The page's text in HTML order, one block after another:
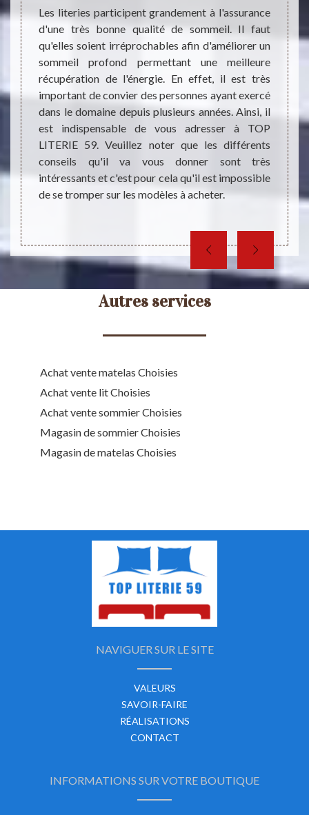
et un
en
et la
qui
Les literies participent grandement à l'assurance
d'une très bonne qualité de sommeil. Il faut
qu'elles soient irréprochables afin d'améliorer un
sommeil profond permettant une meilleure
récupération de l'énergie. En effet, il est très
important de convier des personnes ayant exercé
dans le domaine depuis plusieurs années. Ainsi, il
est indispensable de vous adresser à TOP
LITERIE 59. Veuillez noter que les différents
conseils qu'il va vous donner sont très
intéressants et c'est pour cela qu'il est impossible
de se tromper sur les modèles à acheter.
Que
de
les
Si
Autres services
Achat vente matelas Choisies
Achat vente lit Choisies
Achat vente sommier Choisies
Magasin de sommier Choisies
Magasin de matelas Choisies
NAVIGUER SUR LE SITE
VALEURS
SAVOIR-FAIRE
RÉALISATIONS
CONTACT
INFORMATIONS SUR VOTRE BOUTIQUE